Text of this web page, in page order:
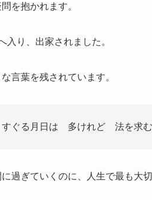
を抱かれます。
入り、出家されました。
言葉を残されています。
ぐる月日は 多けれど 法を求
過ぎていくのに、人生で最も大